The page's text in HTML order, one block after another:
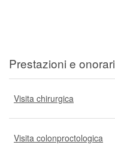
Prestazioni e onorari
Visita chirurgica
Visita colonproctologica